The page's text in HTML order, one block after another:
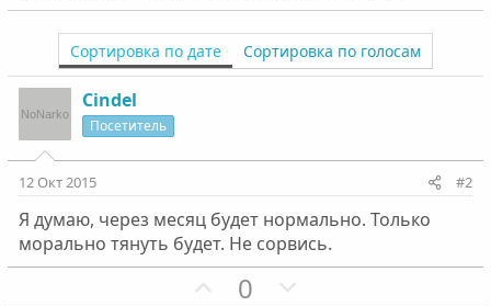
Сортировка по дате Сортировка по голосам
Cindel
Посетитель
12 Окт 2015 #2
Я думаю, через месяц будет нормально. Только
морально тянуть будет. Не сорвись.
П0